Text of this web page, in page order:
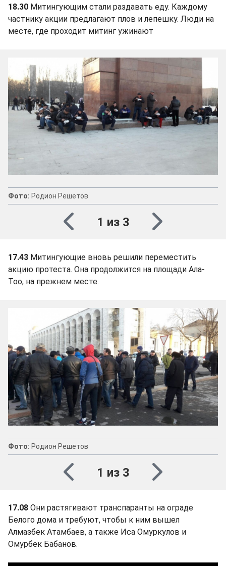
18.30 Митингующим стали раздавать еду. Каждому
частнику акции предлагают плов и лепешку. Люди на
месте, где проходит митинг ужинают
Фото: Родион Решетов
1 из 3
17.43 Митингующие вновь решили переместить
акцию протеста. Она продолжится на площади Ала-
Тоо, на прежнем месте.
Фото: Родион Решетов
1 из 3
17.08 Они растягивают транспаранты на ограде
Белого дома и требуют, чтобы к ним вышел
Алмазбек Атамбаев, а также Иса Омуркулов и
Омурбек Бабанов.